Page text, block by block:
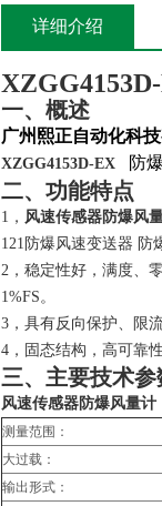
详细介绍
一、概述
广州熙正自动化科
XZGG4153D-EX 防
二、功能特点
1， 风速传感器防爆风
121防爆风速变送器
2 ，稳定性好，满度、
1%FS。
3 ，具有反向保护、限
4 ，固态结构，高可靠
三、主要技术参
风速传感器防爆风量计
测量范围：
大过载：
输出形式：